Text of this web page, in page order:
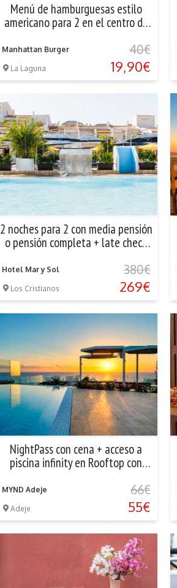
Menú de hamburguesas estilo
americano para 2 en el centro de
Manhattan Burger
La Laguna
40€
19,90€
2 noches para 2 con media pensión
o pensión completa + late check
Hotel Mar y Sol
Los Cristianos
380€
269€
NightPass con cena + acceso a
piscina infinity en Rooftop con
MYND Adeje
Adeje
66€
55€